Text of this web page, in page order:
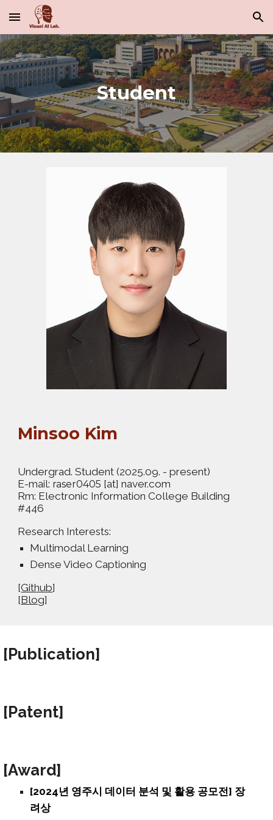
Skip to main content Skip to navigation
Student
Minsoo Kim
Undergrad. Student (2025.09. - present)
E-mail: raser0405 [at]naver.com
Rm: Electronic Information College Building
#446
Research Interests:
Multimodal Learning
Dense Video Captioning
[Github]
[Blog]
[Publication]
[Patent]
[Award]
[2024년 영주시 데이터 분석 및 활용 공모전] 장
려상